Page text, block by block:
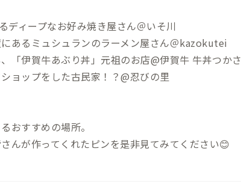
ディープなお好み焼き屋さん＠いそ川
にあるミュシュランのラーメン屋さん＠kazokutei
「伊賀牛あぶり丼」元祖のお店@伊賀牛 牛丼つかさ
ョップをした古民家！？@忍びの里
おすすめの場所。
んが作ってくれたピンを是非見てみてください😊